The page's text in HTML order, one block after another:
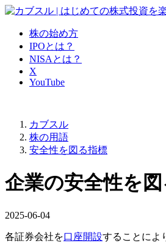
株の始め方
IPOとは？
NISAとは？
X
YouTube
カブスル
株の用語
安全性を図る指標
企業の安全性を
2025-06-04
各証券会社を口座開設することによ